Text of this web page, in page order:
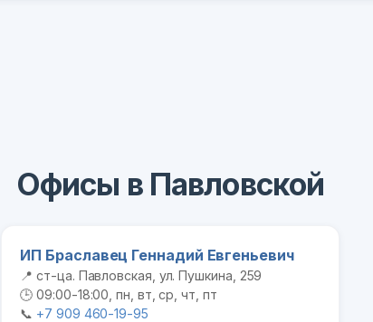
Офисы в Павловской
ИП Браславец Геннадий Евгеньевич
📍 ст-ца. Павловская, ул. Пушкина, 259
🕒 09:00-18:00, пн, вт, ср, чт, пт
📞 +7 909 460-19-95